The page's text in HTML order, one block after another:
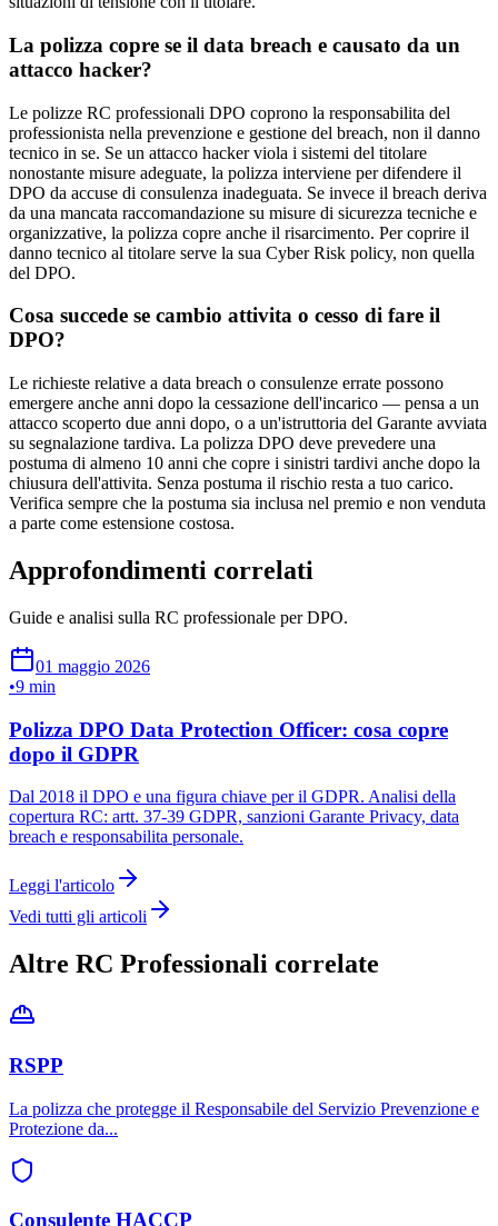
La polizza copre se il data breach e causato da un
attacco hacker?
Le polizze RC professionali DPO coprono la responsabilita del
professionista nella prevenzione e gestione del breach, non il danno
tecnico in se. Se un attacco hacker viola i sistemi del titolare
nonostante misure adeguate, la polizza interviene per difendere il
DPO da accuse di consulenza inadeguata. Se invece il breach deriva
da una mancata raccomandazione su misure di sicurezza tecniche e
organizzative, la polizza copre anche il risarcimento. Per coprire il
danno tecnico al titolare serve la sua Cyber Risk policy, non quella
del DPO.
Cosa succede se cambio attivita o cesso di fare il
DPO?
Le richieste relative a data breach o consulenze errate possono
emergere anche anni dopo la cessazione dell'incarico — pensa a un
attacco scoperto due anni dopo, o a un'istruttoria del Garante avviata
su segnalazione tardiva. La polizza DPO deve prevedere una
postuma di almeno 10 anni che copre i sinistri tardivi anche dopo la
chiusura dell'attivita. Senza postuma il rischio resta a tuo carico.
Verifica sempre che la postuma sia inclusa nel premio e non venduta
a parte come estensione costosa.
Approfondimenti correlati
Guide e analisi sulla RC professionale per DPO.
01 maggio 2026
•9 min
Polizza DPO Data Protection Officer: cosa copre
dopo il GDPR
Dal 2018 il DPO e una figura chiave per il GDPR. Analisi della
copertura RC: artt. 37-39 GDPR, sanzioni Garante Privacy, data
breach e responsabilita personale.
Leggi l'articolo
Vedi tutti gli articoli
Altre RC Professionali correlate
RSPP
La polizza che protegge il Responsabile del Servizio Prevenzione e
Protezione da...
Consulente HACCP